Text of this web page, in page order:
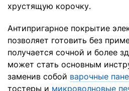
хрустящую корочку.
Антипригарное покрытие
позволяет готовить без
получается сочной и более
может стать основным
заменив собой варочные
тостеры и микроволновые